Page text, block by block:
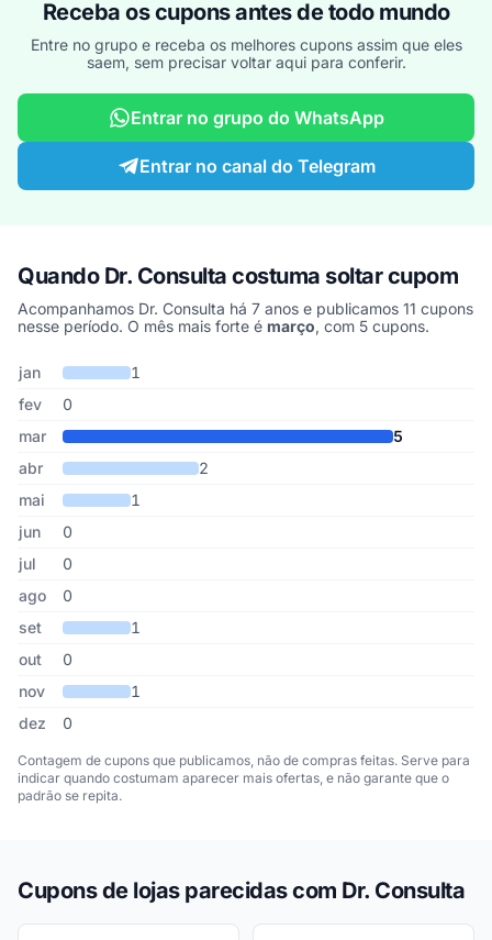
Receba os cupons antes de todo mundo
Entre no grupo e receba os melhores cupons assim que eles
saem, sem precisar voltar aqui para conferir.
Entrar no grupo do WhatsApp
Entrar no canal do Telegram
Quando Dr. Consulta costuma soltar cupom
Acompanhamos Dr. Consulta há 7 anos e publicamos 11 cupons
nesse período. O mês mais forte é março, com 5 cupons.
Cupons de Dr. Consulta publicados por mês, somando os últimos
Mês Cupons publicados
jan
1
fev
0
mar
5
abr
2
mai
1
jun
0
jul
0
ago
0
set
1
out
0
nov
1
dez
0
Contagem de cupons que publicamos, não de compras feitas. Serve para
indicar quando costumam aparecer mais ofertas, e não garante que o
padrão se repita.
Cupons de lojas parecidas com Dr. Consulta